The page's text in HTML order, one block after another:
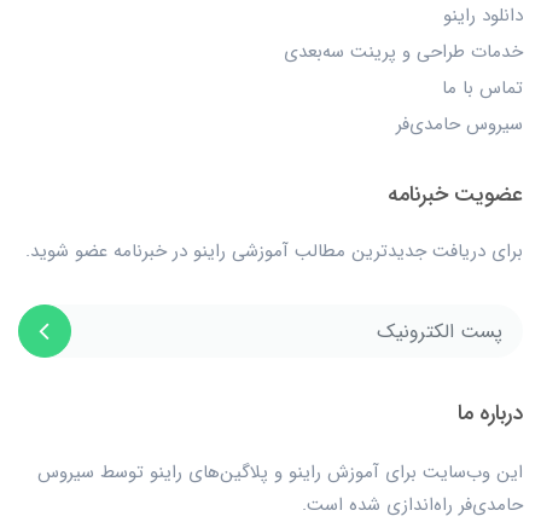
دانلود راینو
خدمات طراحی و پرینت سه‌بعدی
تماس با ما
سیروس حامدی‌فر
عضویت خبرنامه
برای دریافت جدیدترین مطالب آموزشی راینو در خبرنامه عضو شوید.
درباره ما
این وب‌سایت برای آموزش راینو و پلاگین‌های راینو توسط سیروس
حامدی‌فر راه‌اندازی شده است.